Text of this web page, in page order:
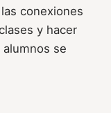
conexiones
y hacer
se